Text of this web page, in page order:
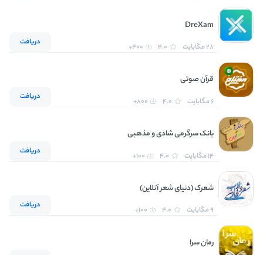
DreXam
28 مگابایت 4.0
400+ دریافت
قرآن صوتی
6 مگابایت 4.0
800+ دریافت
بانک سرگرمی شادی و مذهبی
14 مگابایت 4.0
100+ دریافت
شعرک (دنیای شعر آنلاین)
9 مگابایت 4.0
100+ دریافت
رمان سرا